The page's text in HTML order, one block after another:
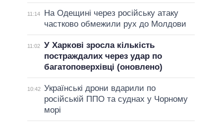
11:14
На Одещині через російську атаку
частково обмежили рух до Молдови
11:02
У Харкові зросла кількість
постраждалих через удар по
багатоповерхівці (оновлено)
10:42 Українські дрони вдарили по
російській ППО та суднах у Чорному
морі